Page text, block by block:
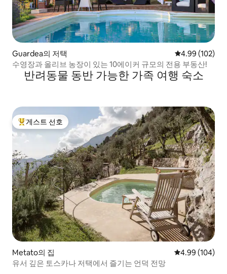
Guardea의 저택 평점 4.99점(5
4.99 (102)
수영장과 올리브 농장이 있는 10에이커 규모의 전용 부동산!
반려동물 동반 가능한 가족 여행 숙소
상위 게스트 선호
게스트 선호
Metato의 집 평점 4.99점(5
4.99 (104)
유서 깊은 토스카나 저택에서 즐기는 언덕 전망